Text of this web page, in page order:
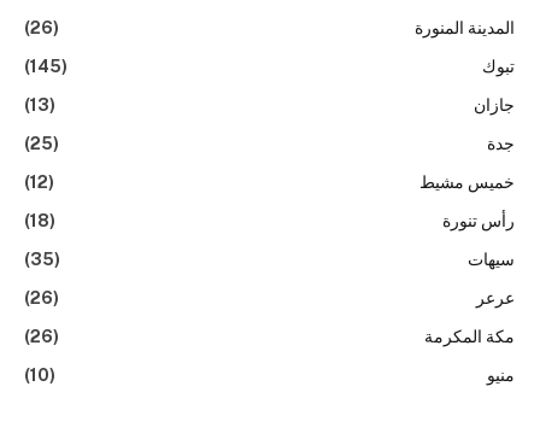
المدينة المنورة
(26)
تبوك
(145)
جازان
(13)
جدة
(25)
خميس مشيط
(12)
رأس تنورة
(18)
سيهات
(35)
عرعر
(26)
مكة المكرمة
(26)
منيو
(10)